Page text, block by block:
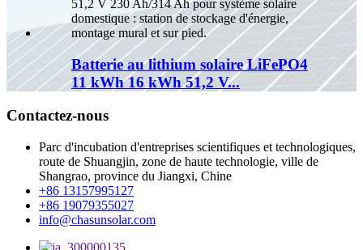
Batterie au lithium solaire LiFePO4
11 kWh 16 kWh 51,2 V...
Contactez-nous
Parc d'incubation d'entreprises scientifiques et technologiques,
route de Shuangjin, zone de haute technologie, ville de
Shangrao, province du Jiangxi, Chine
+86 13157995127
+86 19079355027
info@chasunsolar.com